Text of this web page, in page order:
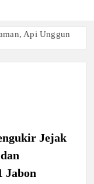
Api Unggun
Karakter
Siaga
Jejak
Jabon